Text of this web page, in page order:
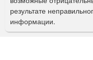
с
к
результате
информации.